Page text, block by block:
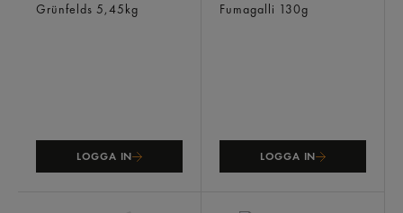
Grünfelds 5,45kg
LOGGA IN
Fumagalli 130g
LOGGA IN